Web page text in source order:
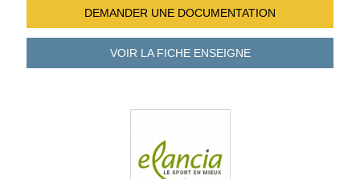
DEMANDER UNE DOCUMENTATION
VOIR LA FICHEENSEIGNE